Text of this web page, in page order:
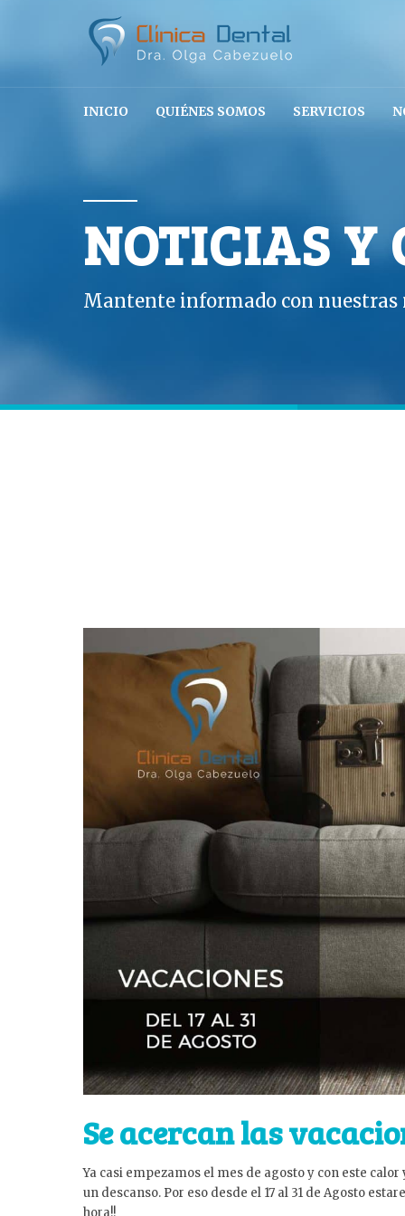
INICIO QUIÉNES SOMOS SERVICIOS
NOTICIAS Y
Mantente informado con nuestras
Se acercan las
Ya casi empezamos el mes de agosto y con este
un descanso. Por eso desde el 17 al 31 de Agosto
hora!!